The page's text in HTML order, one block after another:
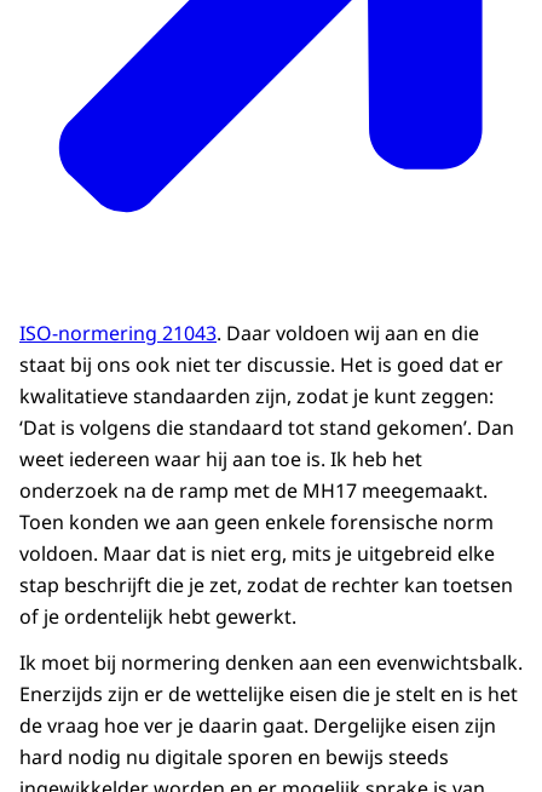
ISO-normering 21043. Daar voldoen wij aan en die
staat bij ons ook niet ter discussie. Het is goed dat er
kwalitatieve standaarden zijn, zodat je kunt zeggen:
‘Dat is volgens die standaard tot stand gekomen’. Dan
weet iedereen waar hij aan toe is. Ik heb het
onderzoek na de ramp met de MH17 meegemaakt.
Toen konden we aan geen enkele forensische norm
voldoen. Maar dat is niet erg, mits je uitgebreid elke
stap beschrijft die je zet, zodat de rechter kan toetsen
of je ordentelijk hebt gewerkt.
Ik moet bij normering denken aan een evenwichtsbalk.
Enerzijds zijn er de wettelijke eisen die je stelt en is het
de vraag hoe ver je daarin gaat. Dergelijke eisen zijn
hard nodig nu digitale sporen en bewijs steeds